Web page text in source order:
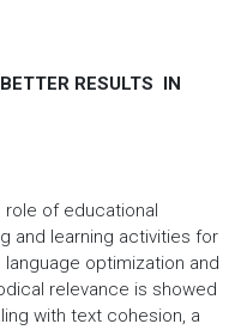
RESULTS IN
of educational
and learning activities for
optimization and
relevance is showed
with text cohesion, a